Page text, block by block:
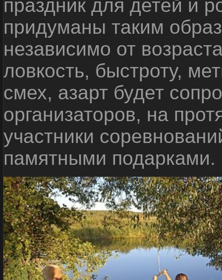
праздник для детей и
придуманы таким
независимо от
ловкость, быстроту,
смех, азарт будет
организаторов, на
участники
памятными подарками.